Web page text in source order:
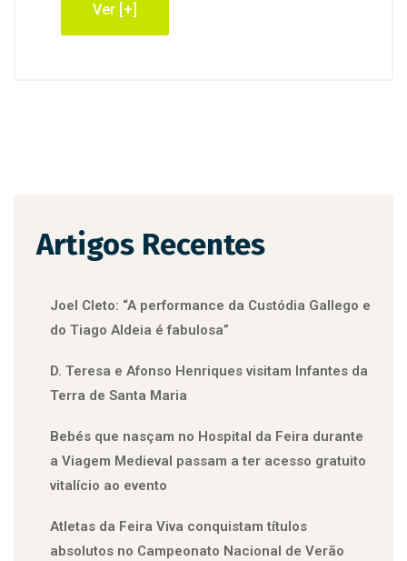
Ver [+]
Artigos Recentes
Joel Cleto: “A performance da Custódia Gallego e
do Tiago Aldeia é fabulosa”
D. Teresa e Afonso Henriques visitam Infantes da
Terra de Santa Maria
Bebés que nasçam no Hospital da Feira durante
a Viagem Medieval passam a ter acesso gratuito
vitalício ao evento
Atletas da Feira Viva conquistam títulos
absolutos no Campeonato Nacional de Verão